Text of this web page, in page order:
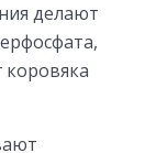
делают
коровяка